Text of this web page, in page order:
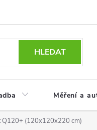
HLEDAT
Měření a
Q120+ (120x120x220 cm)